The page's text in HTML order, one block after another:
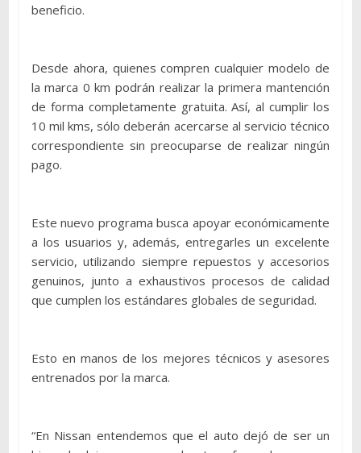
beneficio.
Desde ahora, quienes compren cualquier modelo de
la marca 0 km podrán realizar la primera mantención
de forma completamente gratuita. Así, al cumplir los
10 mil kms, sólo deberán acercarse al servicio técnico
correspondiente sin preocuparse de realizar ningún
pago.
Este nuevo programa busca apoyar económicamente
a los usuarios y, además, entregarles un excelente
servicio, utilizando siempre repuestos y accesorios
genuinos, junto a exhaustivos procesos de calidad
que cumplen los estándares globales de seguridad.
Esto en manos de los mejores técnicos y asesores
entrenados por la marca.
“En Nissan entendemos que el auto dejó de ser un